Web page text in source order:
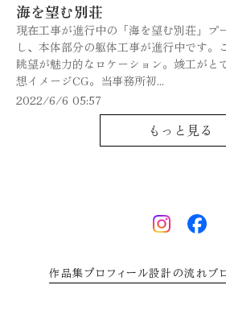
海を望む別荘
現在工事が進行中の「海を望む別荘」プ
し、本体部分の躯体工事が進行中です。
眺望が魅力的なロケーション。竣工がと
想イメージCG。当事務所初...
2022/6/6 05:57
もっと見る
作品集 プロフィール設計の流れ ブ